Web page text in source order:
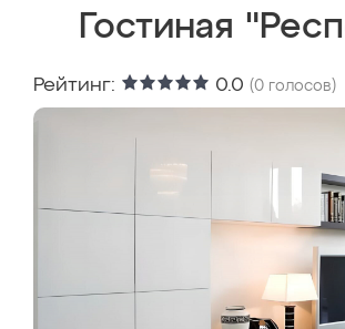
Гостиная
Рейтинг: 0.0 (0 голосов)